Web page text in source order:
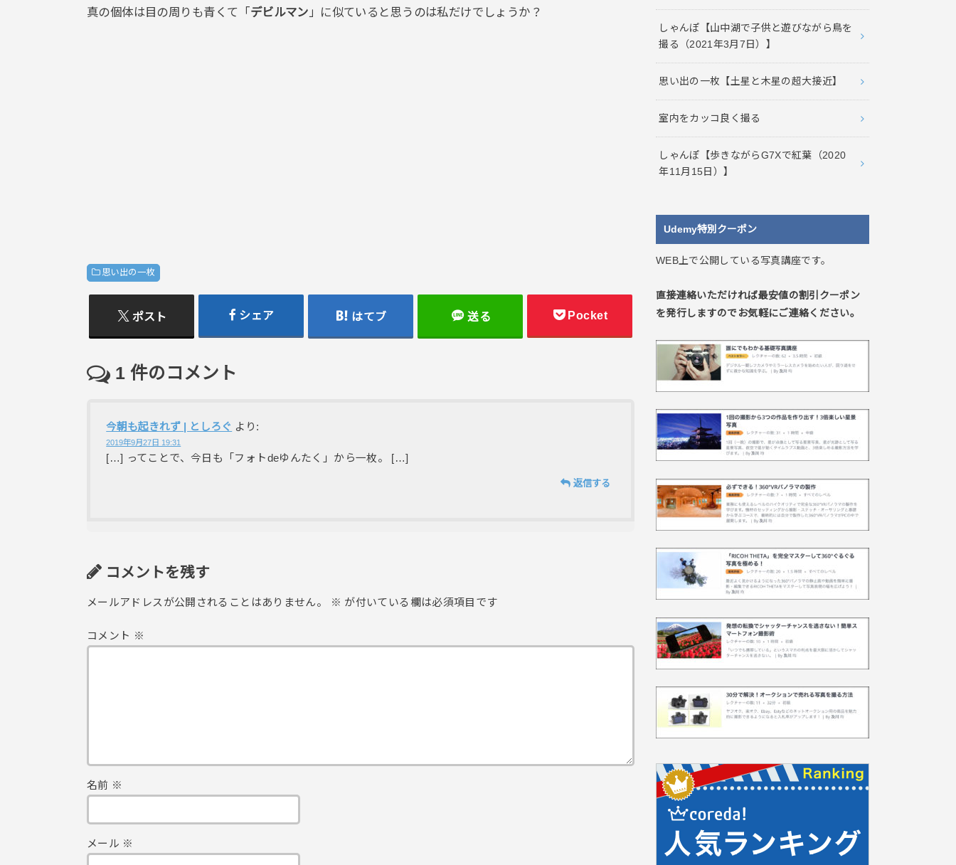
真の個体は目の周りも青くて「デビルマン 」に似ていると思うのは私だけでしょうか？
思い出の一枚
ポスト シェア はてブ 送る Pocket
1 件のコメント
今朝も起きれず | としろぐ より:
2019年9月27日 19:31
[…] ってことで、今日も「フォトdeゆんたく」から一枚。 […]
返信する
コメントを残す
メールアドレスが公開されることはありません。 ※ が付いている欄は必須項目です
コメント ※
名前 ※
メール ※
しゃんぽ【山中湖で子供と遊びながら鳥を
撮る（2021年3月7日）】
思い出の一枚【土星と木星の超大接近】
室内をカッコ良く撮る
しゃんぽ【歩きながらG7Xで紅葉（2020
年11月15日）】
Udemy特別クーポン
WEB上で公開している写真講座です。
直接連絡いただければ最安値の割引クーポン
を発行しますのでお気軽にご連絡ください。